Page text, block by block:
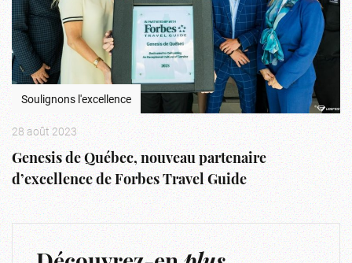
Soulignons l'excellence
28 août 2023
Genesis de Québec, nouveau partenaire
d’excellence de Forbes Travel Guide